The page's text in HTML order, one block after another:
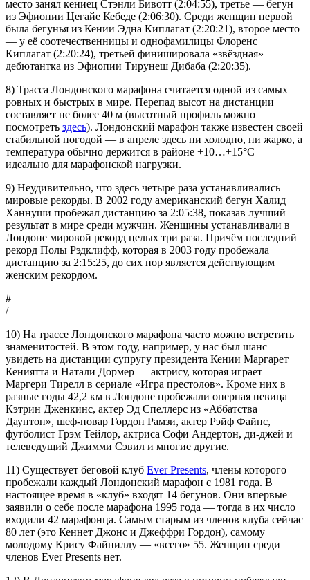
место занял кениец Стэнли Бивотт (2:04:55), третье — бегун
из Эфиопии Цегайе Кебеде (2:06:30). Среди женщин первой
была бегунья из Кении Эдна Киплагат (2:20:21), второе место
— у её соотечественницы и однофамилицы Флоренс
Киплагат (2:20:24), третьей финишировала «звёздная»
дебютантка из Эфиопии Тирунеш Дибаба (2:20:35).
8) Трасса Лондонского марафона считается одной из самых
ровных и быстрых в мире. Перепад высот на дистанции
составляет не более 40 м (высотный профиль можно
посмотреть здесь). Лондонский марафон также известен своей
стабильной погодой — в апреле здесь ни холодно, ни жарко, а
температура обычно держится в районе +10…+15°C —
идеально для марафонской нагрузки.
9) Неудивительно, что здесь четыре раза устанавливались
мировые рекорды. В 2002 году американский бегун Халид
Ханнуши пробежал дистанцию за 2:05:38, показав лучший
результат в мире среди мужчин. Женщины устанавливали в
Лондоне мировой рекорд целых три раза. Причём последний
рекорд Полы Рэдклифф, которая в 2003 году пробежала
дистанцию за 2:15:25, до сих пор является действующим
женским рекордом.
#
/
10) На трассе Лондонского марафона часто можно встретить
знаменитостей. В этом году, например, у нас был шанс
увидеть на дистанции супругу президента Кении Маргарет
Кениятта и Натали Дормер — актрису, которая играет
Маргери Тирелл в сериале «Игра престолов». Кроме них в
разные годы 42,2 км в Лондоне пробежали оперная певица
Кэтрин Дженкинс, актер Эд Спеллерс из «Аббатства
Даунтон», шеф-повар Гордон Рамзи, актер Рэйф Файнс,
футболист Грэм Тейлор, актриса Софи Андертон, ди-джей и
телеведущий Джимми Сэвил и многие другие.
11) Существует беговой клуб Ever Presents, члены которого
пробежали каждый Лондонский марафон с 1981 года. В
настоящее время в «клуб» входят 14 бегунов. Они впервые
заявили о себе после марафона 1995 года — тогда в их число
входили 42 марафонца. Самым старым из членов клуба сейчас
80 лет (это Кеннет Джонс и Джеффри Гордон), самому
молодому Крису Файниллу — «всего» 55. Женщин среди
членов Ever Presents нет.